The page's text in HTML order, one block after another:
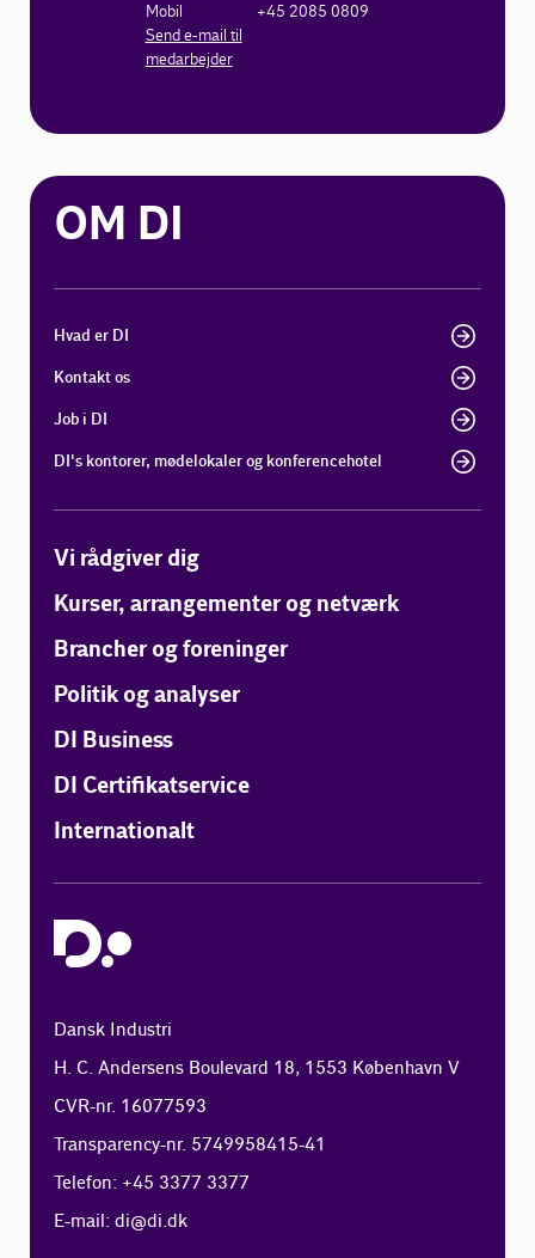
Mobil
+45 2085 0809
Send e-mail til
medarbejder
OM DI
Hvad er DI
Kontakt os
Job i DI
DI's kontorer, mødelokaler og konferencehotel
Vi rådgiver dig
Kurser, arrangementer og netværk
Brancher og foreninger
Politik og analyser
DI Business
DI Certifikatservice
Internationalt
Dansk Industri
H. C. Andersens Boulevard 18, 1553 København V
CVR-nr. 16077593
Transparency-nr. 5749958415-41
Telefon: +45 3377 3377
E-mail:di@di.dk